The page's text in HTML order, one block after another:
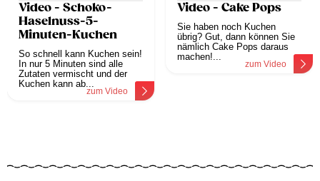
Video - Schoko-
Haselnuss-5-
Minuten-Kuchen
So schnell kann Kuchen sein!
In nur 5 Minuten sind alle
Zutaten vermischt und der
Kuchen kann ab...
zum Video
Video - Cake Pops
Sie haben noch Kuchen
übrig? Gut, dann können Sie
nämlich Cake Pops daraus
machen!...
zum Video